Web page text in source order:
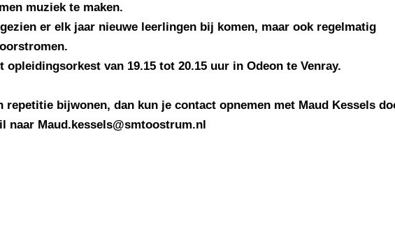
muziek te maken.
er elk jaar nieuwe leerlingen bij komen, maar ook regelmatig
van 19.15 tot 20.15 uur in Odeon te Venray.
bijwonen, dan kun je contact opnemen met Maud Kessels
Maud.kessels@smtoostrum.nl